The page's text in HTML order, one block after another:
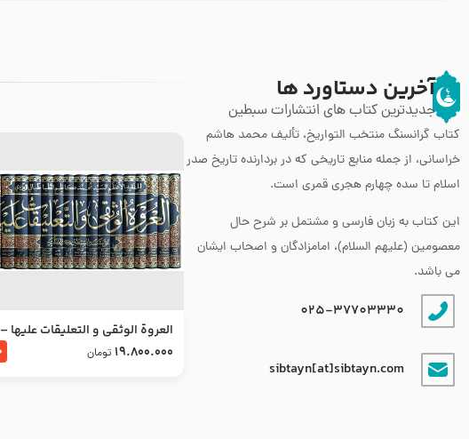
آخرین دستاورد ها
جدیدترین کتاب های انتشارات سبطین
کتاب گرانسنگ منتخب التواريخ، تألیف محمد هاشم
خراسانی، از جمله منابع تاریخی که در بردارنده تاریخ صدر
اسلام تا سده چهارم هجری قمری است.
این کتاب به زبان فارسی و مشتمل بر شرح حال
معصومین (علیهم السلام)، امامزادگان و اصحاب ایشان
می باشد.
025-37703330
sibtayn[at]sibtayn.com
العروة الوثقى و التعليقات عليها –
طرح جدید
19.800.000 تومان